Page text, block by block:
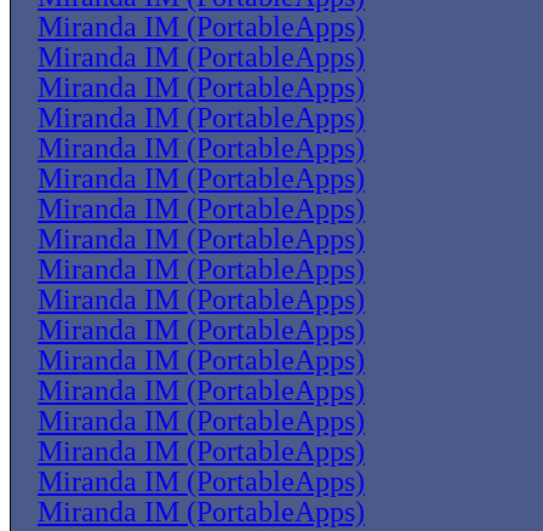
Miranda IM (PortableApps)
Miranda IM (PortableApps)
Miranda IM (PortableApps)
Miranda IM (PortableApps)
Miranda IM (PortableApps)
Miranda IM (PortableApps)
Miranda IM (PortableApps)
Miranda IM (PortableApps)
Miranda IM (PortableApps)
Miranda IM (PortableApps)
Miranda IM (PortableApps)
Miranda IM (PortableApps)
Miranda IM (PortableApps)
Miranda IM (PortableApps)
Miranda IM (PortableApps)
Miranda IM (PortableApps)
Miranda IM (PortableApps)